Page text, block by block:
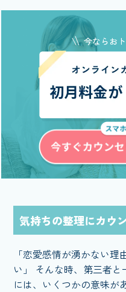
今ならお
気持ちの整理にカウ
「恋愛感情が湧かない
い」 そんな時、第三者
には、いくつかの意味が